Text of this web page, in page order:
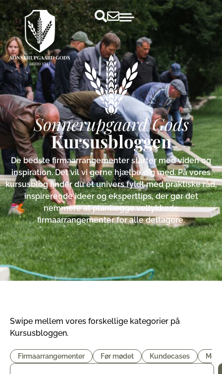
Sonnerupgaard Gods
Kursusbloggen
De bedste firmaarrangementer starter med viden og
inspiration. Det vil vi gerne hjælpe dig med. På vores
kursusblog finder du et univers fyldt med praktiske råd,
inspirerende ideer og eksperttips, der gør det
nemmere at planlægge vellykkede
firmaarrangementer for alle deltagere.
Swipe mellem vores forskellige kategorier på
Kursusbloggen.
Firmaarrangementer Før mødet Kundecases